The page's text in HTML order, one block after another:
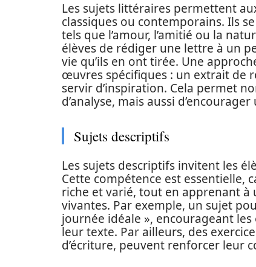
Les sujets littéraires permettent
classiques ou contemporains. Ils
tels que l’amour, l’amitié ou la
élèves de rédiger une lettre à un
vie qu’ils en ont tirée. Une
œuvres spécifiques : un extrait de
servir d’inspiration. Cela permet
d’analyse, mais aussi
Sujets descriptifs
Les sujets descriptifs invitent les
Cette compétence est essentielle,
riche et varié, tout en apprenant à
vivantes. Par exemple, un sujet
journée idéale », encourageant
leur texte. Par ailleurs, des
d’écriture, peuvent renforcer leur